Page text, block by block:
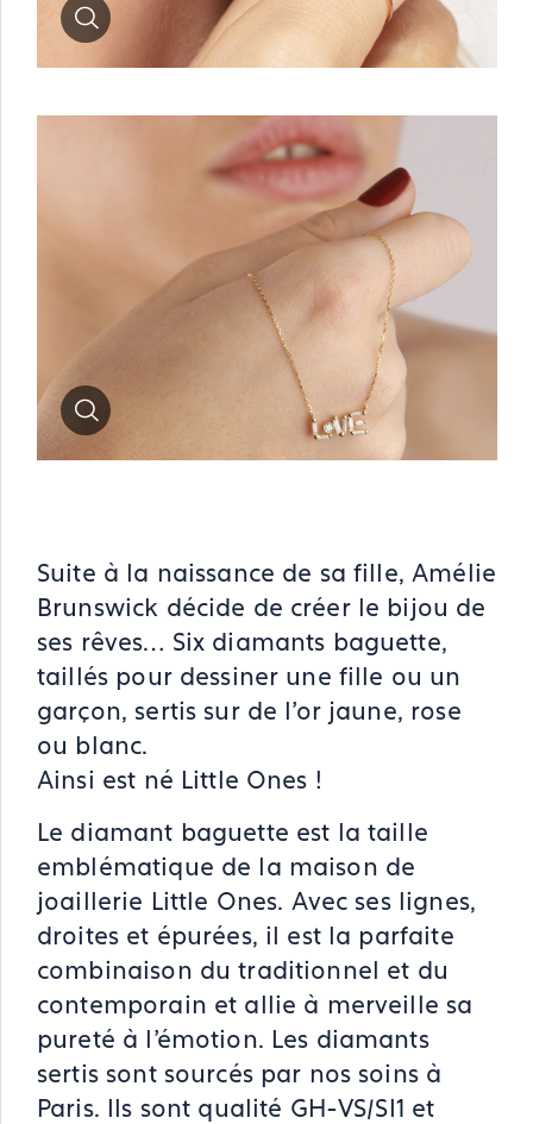
Suite à la naissance de sa fille, Amélie
Brunswick décide de créer le bijou de
ses rêves… Six diamants baguette,
taillés pour dessiner une fille ou un
garçon, sertis sur de l’or jaune, rose
ou blanc.
Ainsi est né Little Ones !
Le diamant baguette est la taille
emblématique de la maison de
joaillerie Little Ones. Avec ses lignes,
droites et épurées, il est la parfaite
combinaison du traditionnel et du
contemporain et allie à merveille sa
pureté à l’émotion. Les diamants
sertis sont sourcés par nos soins à
Paris. Ils sont qualité GH-VS/SI1 et